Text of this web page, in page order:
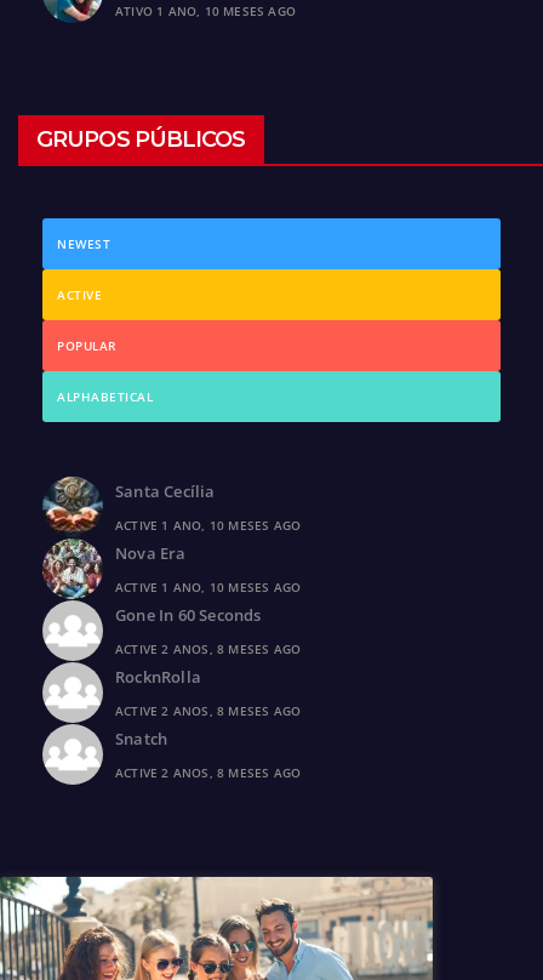
ATIVO 1 ANO, 10 MESES AGO
GRUPOS PÚBLICOS
NEWEST
ACTIVE
POPULAR
ALPHABETICAL
Santa Cecília
ACTIVE 1 ANO, 10 MESES AGO
Nova Era
ACTIVE 1 ANO, 10 MESES AGO
Gone In 60 Seconds
ACTIVE 2 ANOS, 8 MESES AGO
RocknRolla
ACTIVE 2 ANOS, 8 MESES AGO
Snatch
ACTIVE 2 ANOS, 8 MESES AGO